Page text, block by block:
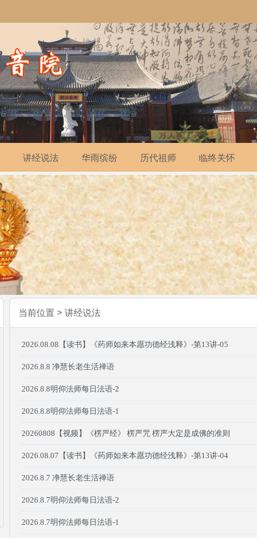
讲经说法 华雨缤纷 历代祖师 临终关怀
当前位置 > 讲经说法
2026.08.08【读书】《药师如来本愿功德经浅释》-第13讲-05
2026.8.8 净慧长老生活禅语
2026.8.8明仰法师每日法语-2
2026.8.8明仰法师每日法语-1
20260808【视频】《楞严经》 楞严咒 楞严大定是成佛的准则
2026.08.07【读书】《药师如来本愿功德经浅释》-第13讲-04
2026.8.7 净慧长老生活禅语
2026.8.7明仰法师每日法语-2
2026.8.7明仰法师每日法语-1